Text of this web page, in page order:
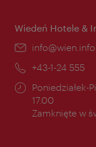
Wiedeń Hotele &
E-
info@wien.info
Telefon:
+43-1-24 555
Godziny
otwarcia:
Poniedziałek-
17.00
Zamknięte w